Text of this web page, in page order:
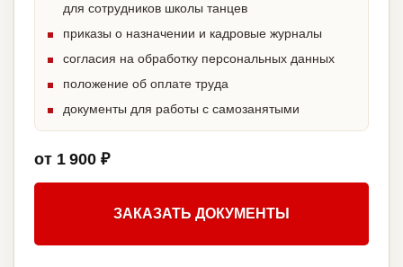
для сотрудников школы танцев
приказы о назначении и кадровые журналы
согласия на обработку персональных данных
положение об оплате труда
документы для работы с самозанятыми
от 1 900 ₽
ЗАКАЗАТЬ ДОКУМЕНТЫ